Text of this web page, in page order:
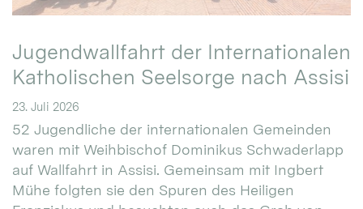
Jugendwallfahrt der Internationalen
Katholischen Seelsorge nach Assisi
23. Juli 2026
52 Jugendliche der internationalen Gemeinden
waren mit Weihbischof Dominikus Schwaderlapp
auf Wallfahrt in Assisi. Gemeinsam mit Ingbert
Mühe folgten sie den Spuren des Heiligen